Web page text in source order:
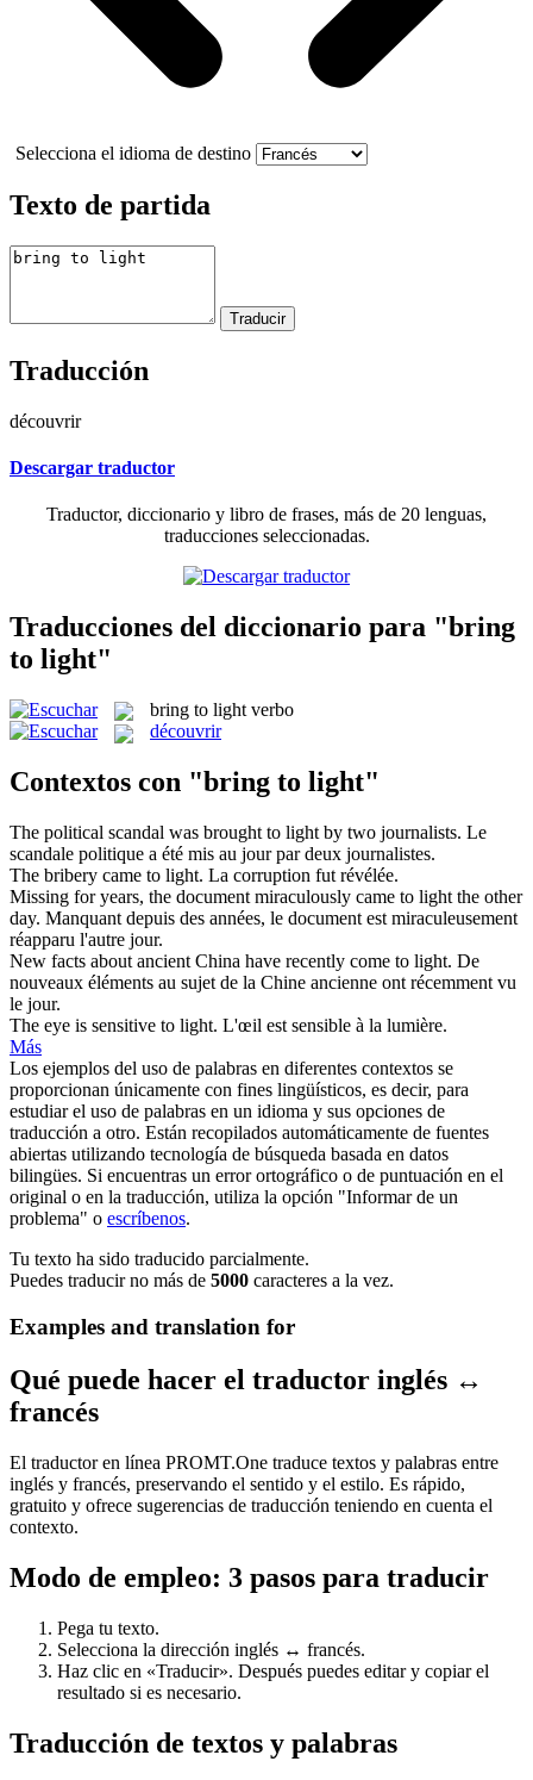
Selecciona el idioma de destino
Texto de partida
Traducción
découvrir
Descargar traductor
Traductor, diccionario y libro de frases, más de 20 lenguas,
traducciones seleccionadas.
Traducciones del diccionario para "bring
to light"
bring to light verbo
découvrir
Contextos con "bring to light"
The political scandal was brought to light by two journalists. Le
scandale politique a été mis au jourpar deux journalistes.
The bribery came to light. La corruption fut révélée.
Missing for years, the document miraculously came to light the other
day. Manquant depuis des années, le document est miraculeusement
réapparu l'autre jour.
New facts about ancient China have recently come to light. De
nouveaux éléments au sujet de la Chine ancienne ont récemment vu
le jour.
The eye is sensitive to light. L'œil est sensible à la lumière.
Más
Los ejemplos del uso de palabras en diferentes contextos se
proporcionan únicamente con fines lingüísticos, es decir, para
estudiar el uso de palabras en un idioma y sus opciones de
traducción a otro. Están recopilados automáticamente de fuentes
abiertas utilizando tecnología de búsqueda basada en datos
bilingües. Si encuentras un error ortográfico o de puntuación en el
original o en la traducción, utiliza la opción "Informar de un
problema" o escríbenos.
Tu texto ha sido traducido parcialmente.
Puedes traducir no más de 5000 caracteres a la vez.
Examples and translation for
Qué puede hacer el traductor inglés ↔
francés
El traductor en línea PROMT.One traduce textos y palabras entre
inglés y francés, preservando el sentido y el estilo. Es rápido,
gratuito y ofrece sugerencias de traducción teniendo en cuenta el
contexto.
Modo de empleo: 3 pasos para traducir
Pega tu texto.
Selecciona la dirección inglés ↔ francés.
Haz clic en «Traducir». Después puedes editar y copiar el
resultado si es necesario.
Traducción de textos y palabras